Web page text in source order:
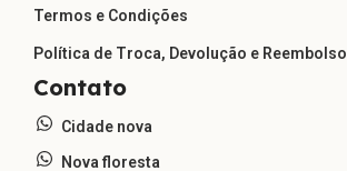
Termos e Condições
Política de Troca, Devolução e Reembolso
Contato
Cidade nova
Nova floresta